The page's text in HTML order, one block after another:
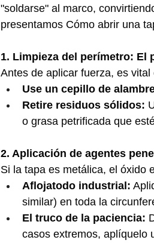
"soldarse" al marco,
presentamos Cómo abrir una
1. Limpieza del perímetro: El
Antes de aplicar fuerza, es
Use un cepillo de
Retire residuos sólidos:
o grasa petrificada que
2. Aplicación de agentes
Si la tapa es metálica, el óxido
Aflojatodo industrial:
similar) en toda la
El truco de la paciencia:
casos extremos, aplíquelo